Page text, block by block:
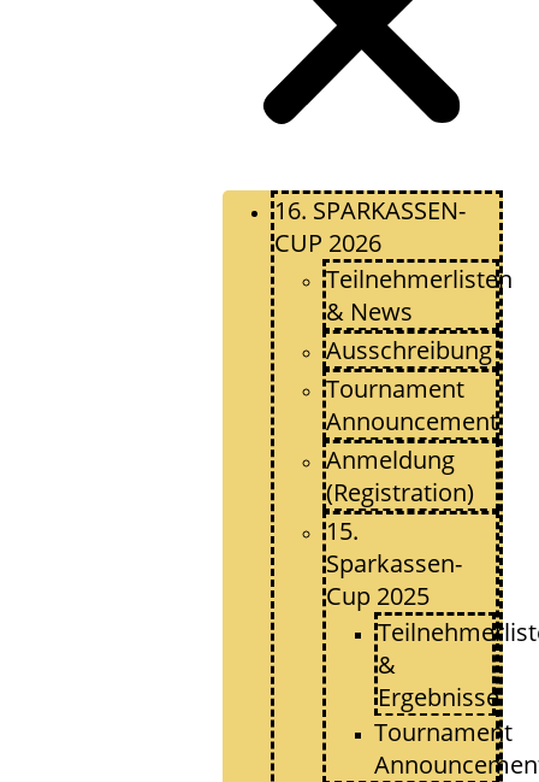
16. SPARKASSEN-
CUP 2026
Teilnehmerlisten
& News
Ausschreibung
Tournament
Announcement
Anmeldung
(Registration)
15.
Sparkassen-
Cup 2025
&
Ergebnisse
Tournament